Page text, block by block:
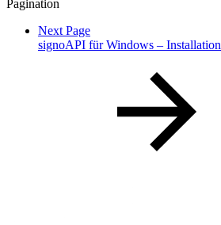
Pagination
Next Page
signoAPI für Windows – Installation